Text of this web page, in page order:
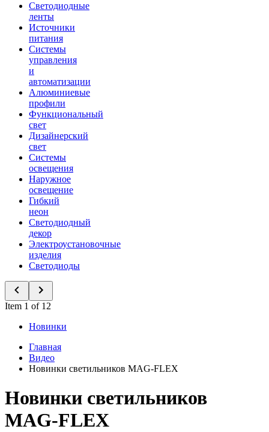
Светодиодные
ленты
Источники
питания
Системы
управления
и
автоматизации
Алюминиевые
профили
Функциональный
свет
Дизайнерский
свет
Системы
освещения
Наружное
освещение
Гибкий
неон
Светодиодный
декор
Электроустановочные
изделия
Светодиоды
Item 1 of 12
Новинки
Главная
Видео
Новинки светильников MAG-FLEX
Новинки светильников
MAG-FLEX